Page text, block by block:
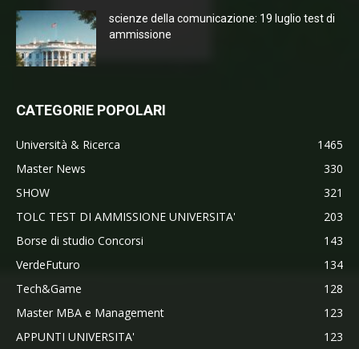
scienze della comunicazione: 19 luglio test di
ammissione
CATEGORIE POPOLARI
Università & Ricerca
1465
Master News
330
SHOW
321
TOLC TEST DI AMMISSIONE UNIVERSITA'
203
Borse di studio Concorsi
143
VerdeFuturo
134
Tech&Game
128
Master MBA e Management
123
APPUNTI UNIVERSITA'
123